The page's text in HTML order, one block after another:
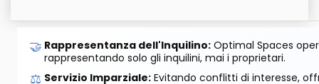
🤝 Rappresentanza dell'Inquilino: Optimal Spaces
rappresentando solo gli inquilini, mai i proprietari.
⚖️ Servizio Imparziale: Evitando conflitti di interesse,